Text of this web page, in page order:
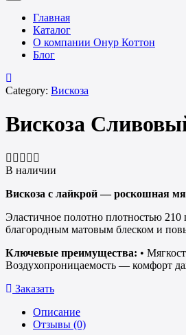
Главная
Каталог
О компании Онур Коттон
Блог
Category: Вискоза
Вискоза
В наличии
Вискоза с лайкрой — роскошная
Эластичное полотно плотностью 210
благородным матовым блеском и
Ключевые преимущества: •
Воздухопроницаемость — комфорт
Заказать
Описание
Отзывы (0)